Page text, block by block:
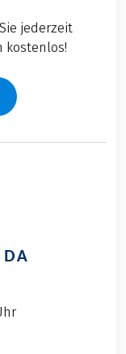
jederzeit
kostenlos!
DA